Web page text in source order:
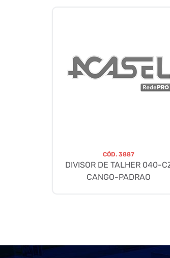
CÓD.3887
DIVISOR DE TALHER 040-
CANGO-PADRAO